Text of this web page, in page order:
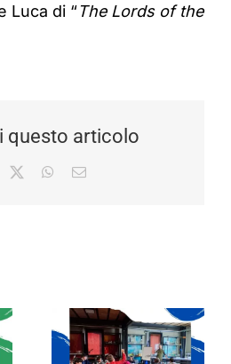
Luca di “The Lords of the
questo articolo
WhatsApp
Email